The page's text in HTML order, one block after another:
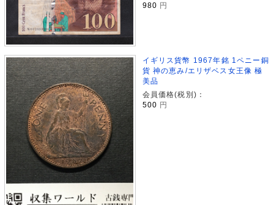
980 円
イギリス貨幣 1967年銘 1ペニー銅
貨 神の恵み/エリザベス女王像 極
美品
会員価格(税別)：
500 円